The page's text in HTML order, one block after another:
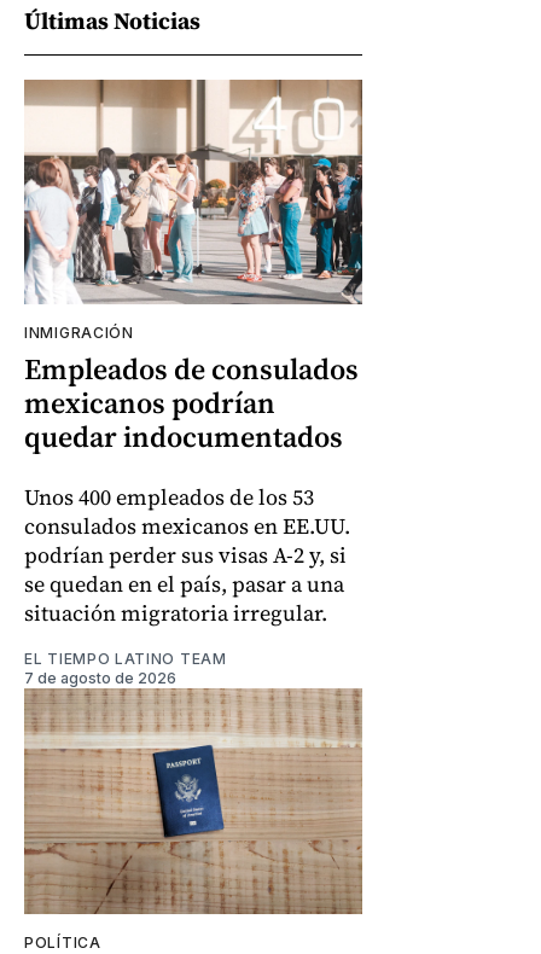
Últimas Noticias
INMIGRACIÓN
Empleados de consulados
mexicanos podrían
quedar indocumentados
Unos 400 empleados de los 53
consulados mexicanos en EE.UU.
podrían perder sus visas A-2 y, si
se quedan en el país, pasar a una
situación migratoria irregular.
EL TIEMPO LATINO TEAM
7 de agosto de 2026
POLÍTICA